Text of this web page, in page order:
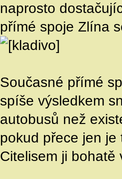
naprosto
přímé spoje Zlína
Současné přímé
spíše výsledkem
autobusů než
pokud přece jen
Citelisem ji bohatě